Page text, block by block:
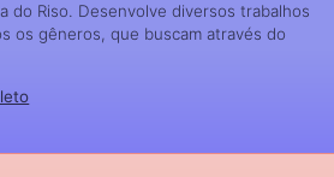
do Riso. Desenvolve diversos trabalhos
os gêneros, que buscam através do